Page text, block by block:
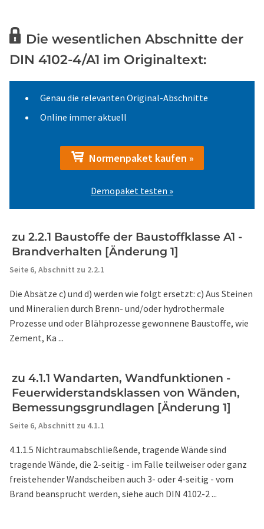
Die wesentlichen Abschnitte der
DIN 4102-4/A1 im Originaltext:
Genau die relevanten Original-Abschnitte
Online immer aktuell
Normenpaket kaufen »
Demopaket testen »
zu 2.2.1 Baustoffe der Baustoffklasse A1 -
Brandverhalten [Änderung 1]
Seite 6, Abschnitt zu 2.2.1
Die Absätze c) und d) werden wie folgt ersetzt: c) Aus Steinen
und Mineralien durch Brenn- und/oder hydrothermale
Prozesse und oder Blähprozesse gewonnene Baustoffe, wie
Zement, Ka ...
zu 4.1.1 Wandarten, Wandfunktionen -
Feuerwiderstandsklassen von Wänden,
Bemessungsgrundlagen [Änderung 1]
Seite 6, Abschnitt zu 4.1.1
4.1.1.5 Nichtraumabschließende, tragende Wände sind
tragende Wände, die 2-seitig - im Falle teilweiser oder ganz
freistehender Wandscheiben auch 3- oder 4-seitig - vom
Brand beansprucht werden, siehe auch DIN 4102-2 ...